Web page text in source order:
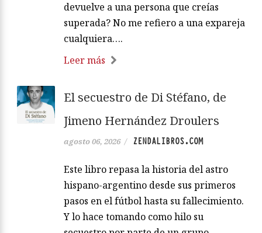
devuelve a una persona que creías
superada? No me refiero a una expareja
cualquiera….
Leer más
El secuestro de Di Stéfano, de
Jimeno Hernández Droulers
agosto 06, 2026 / ZENDALIBROS.COM
Este libro repasa la historia del astro
hispano-argentino desde sus primeros
pasos en el fútbol hasta su fallecimiento.
Y lo hace tomando como hilo su